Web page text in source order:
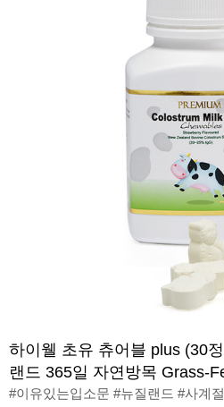
하이웰 초유 츄어블 plus (30
랜드 365일 자연방목 Grass-
#이유있는입소문 #뉴질랜드 #사계